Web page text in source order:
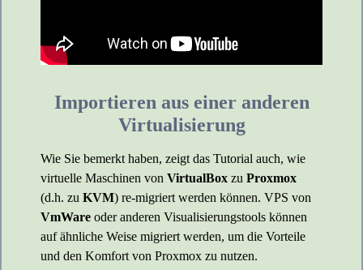
Importieren aus einer anderen
Virtualisierung
Wie Sie bemerkt haben, zeigt das Tutorial auch, wie
virtuelle Maschinen von VirtualBox zu Proxmox
(d.h. zu KVM) re-migriert werden können. VPS von
VmWare oder anderen Visualisierungstools können
auf ähnliche Weise migriert werden, um die Vorteile
und den Komfort von Proxmox zu nutzen.